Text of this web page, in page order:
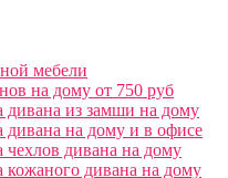
мебели
на дому от 750 руб
дивана из замши на дому
дивана на дому и в офисе
чехлов дивана на дому
кожаного дивана на дому